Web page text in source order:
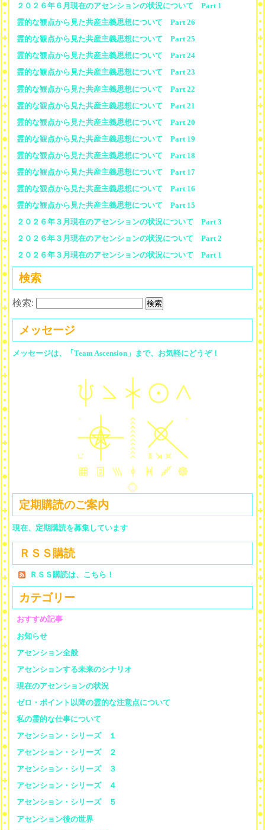
２０２６年６月現在のアセンションの状況について Part 1
霊的な観点から見た共産主義思想について Part 26
霊的な観点から見た共産主義思想について Part 25
霊的な観点から見た共産主義思想について Part 24
霊的な観点から見た共産主義思想について Part 23
霊的な観点から見た共産主義思想について Part 22
霊的な観点から見た共産主義思想について Part 21
霊的な観点から見た共産主義思想について Part 20
霊的な観点から見た共産主義思想について Part 19
霊的な観点から見た共産主義思想について Part 18
霊的な観点から見た共産主義思想について Part 17
霊的な観点から見た共産主義思想について Part 16
霊的な観点から見た共産主義思想について Part 15
２０２６年３月現在のアセンションの状況について Part 3
２０２６年３月現在のアセンションの状況について Part 2
２０２６年３月現在のアセンションの状況について Part 1
検索
検索:
メッセージ
メッセージは、「Team Ascension」まで、お気軽にどうぞ！
定期購読のご案内
現在、定期購読を募集しています
ＲＳＳ購読
ＲＳＳ購読は、こちら！
カテゴリー
おすすめ記事
お知らせ
アセンション全般
アセンションする未来のシナリオ
現在のアセンションの状況
ゼロ・ポイント以降の霊的な注意点について
私の霊的な仕事について
アセンション・シリーズ １
アセンション・シリーズ ２
アセンション・シリーズ ３
アセンション・シリーズ ４
アセンション・シリーズ ５
アセンション後の世界